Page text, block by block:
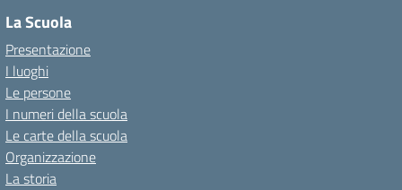
La Scuola
Presentazione
I luoghi
Le persone
I numeri della scuola
Le carte della scuola
Organizzazione
La storia